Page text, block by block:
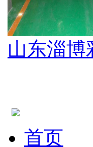
山东淄博
首页